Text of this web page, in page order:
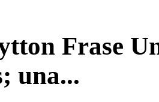
Frase
una...